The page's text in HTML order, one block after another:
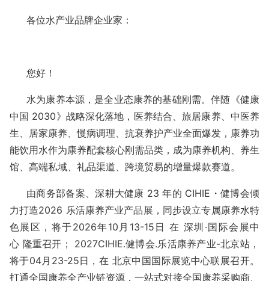
各位水产业品牌企业家：
您好！
水为康养本源，是全业态康养的基础刚需。伴随《健康
中国 2030》战略深化落地，医养结合、旅居康养、中医养
生、居家康养、慢病调理、抗衰养护产业全面爆发，康养功
能饮用水作为康养配套核心刚需品类，成为康养机构、养生
馆、高端私域、礼品渠道、跨境贸易的增量爆款赛道。
由商务部备案、深耕大健康 23年的 CIHIE ・健博会倾
力打造2026 乐活康养产业产品展，同步设立专属康养水特
色展区，将于2026年10 月 13-15 日 在 深圳·国际会展中
心 隆重召开； 2027CIHIE.健博会.乐活康养产业-北京站，
将于04月 23-25日，在 北京中国国际展览中心联展召开。
打通全国康养全产业链资源，一站式对接全国康养采购商、